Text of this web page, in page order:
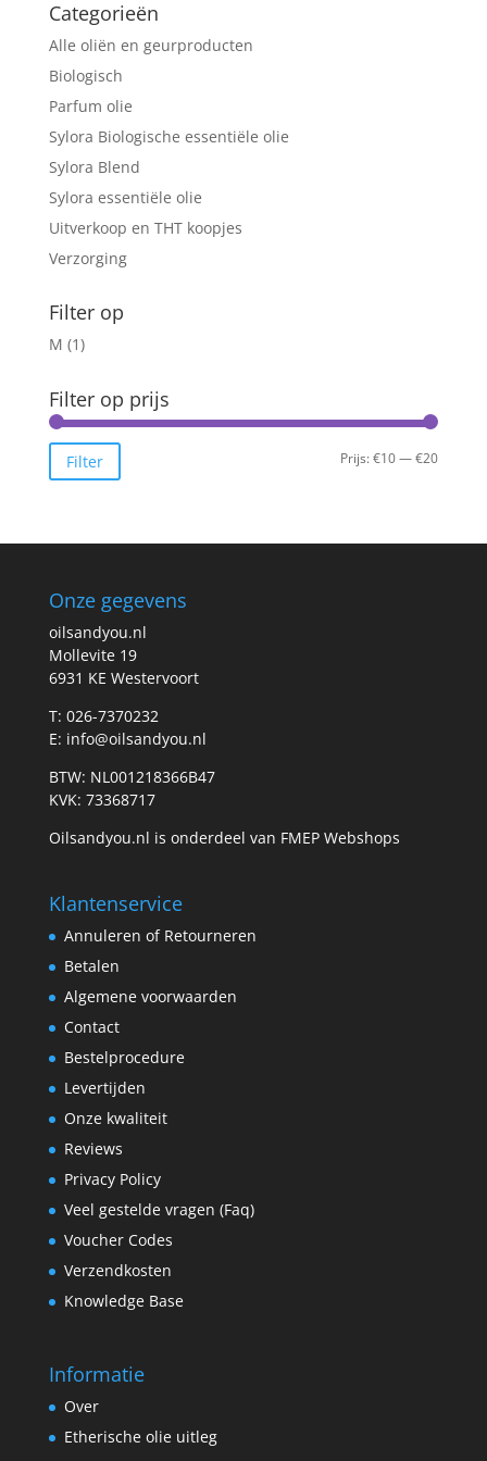
Categorieën
Alle oliën en geurproducten
Biologisch
Parfum olie
Sylora Biologische essentiële olie
Sylora Blend
Sylora essentiële olie
Uitverkoop en THT koopjes
Verzorging
Filter op
M (1)
Filter op prijs
Min.
Max.
Filter Prijs:€10—€20
Onze gegevens
oilsandyou.nl
Mollevite 19
6931 KE Westervoort
T: 026-7370232
E: info@oilsandyou.nl
BTW: NL001218366B47
KVK: 73368717
Oilsandyou.nl is onderdeel van FMEP Webshops
Klantenservice
Annuleren of Retourneren
Betalen
Algemene voorwaarden
Contact
Bestelprocedure
Levertijden
Onze kwaliteit
Reviews
Privacy Policy
Veel gestelde vragen (Faq)
Voucher Codes
Verzendkosten
Knowledge Base
Informatie
Over
Etherische olie uitleg